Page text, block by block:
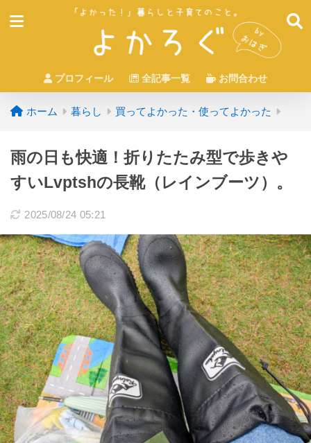
プロフィール 全記事一覧 お問合わせ
ホーム 暮らし 買ってよかった・使ってよかった
雨の日も快適！折りたたみ型で歩きや
すいLvptshの長靴（レインブーツ）。
2025/08/24 05:21